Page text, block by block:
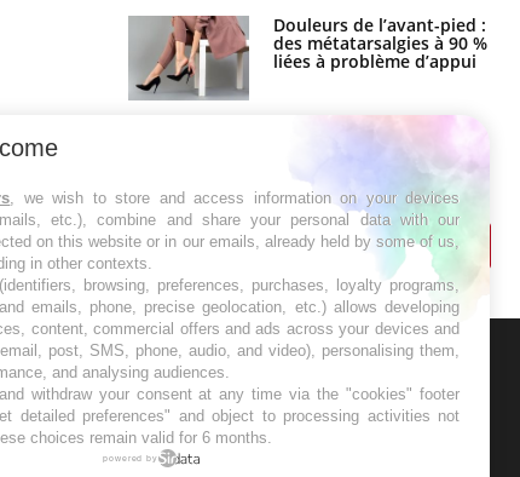
Douleurs de l’avant-pied :
des métatarsalgies à 90 %
liées à problème d’appui
Mauvaise haleine : il faut
semaines les meilleures
, we wish to store and access information on your devices
etc.), combine and share your personal data with our
on this website or in our emails, already held by some of us,
in other contexts.
browsing, preferences, purchases, loyalty programs,
emails, phone, precise geolocation, etc.) allows developing
content, commercial offers and ads across your devices and
post, SMS, phone, audio, and video), personalising them,
and analysing audiences.
withdraw your consent at any time via the "cookies" footer
detailed preferences" and object to processing activities not
choices remain valid for 6 months.
powered by